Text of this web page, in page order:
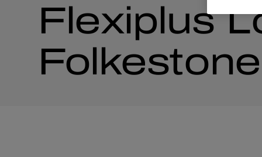
Flexiplus
Folkestone